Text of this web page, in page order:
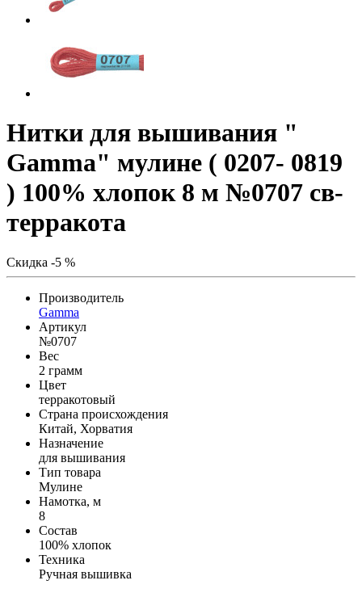
Нитки для вышивания "
Gamma" мулине ( 0207- 0819
) 100% хлопок 8 м №0707 св-
терракота
Скидка -5 %
Производитель
Gamma
Артикул
№0707
Вес
2 грамм
Цвет
терракотовый
Страна происхождения
Китай, Хорватия
Назначение
для вышивания
Тип товара
Мулине
Намотка, м
8
Состав
100% хлопок
Техника
Ручная вышивка